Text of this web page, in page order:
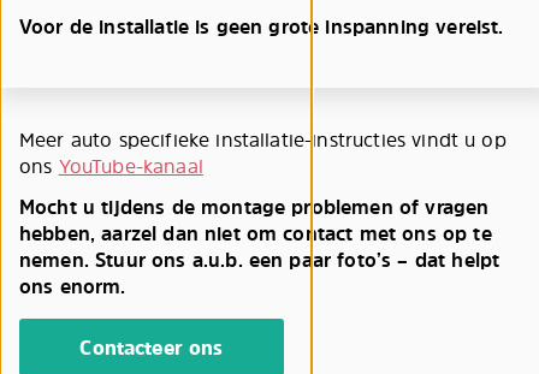
Voor de installatie is geen grote inspanning vereist.
Meer auto specifieke installatie-instructies vindt u op
ons YouTube-kanaal
Mocht u tijdens de montage problemen of vragen
hebben, aarzel dan niet om contact met ons op te
nemen. Stuur ons a.u.b. een paar foto’s – dat helpt
ons enorm.
Contacteer ons